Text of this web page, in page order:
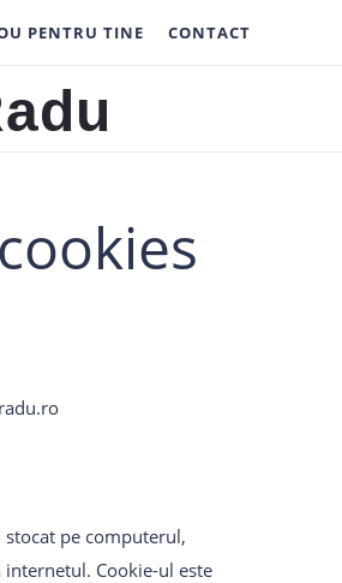
PENTRU TINE CONTACT
pe computerul,
Cookie-ul este